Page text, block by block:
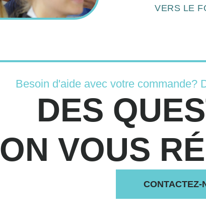
VERS LE
Besoin d'aide avec votre commande?
DES
ON VOUS
CONTACTEZ-